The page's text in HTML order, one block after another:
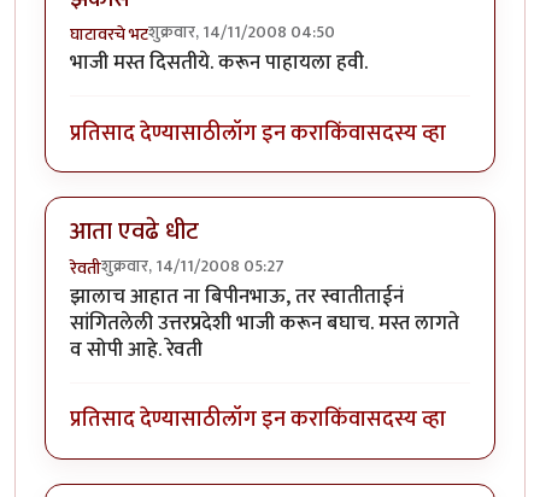
घाटावरचे भटशुक्रवार, 14/11/2008 04:50
भाजी मस्त दिसतीये. करून पाहायला हवी.
प्रतिसाद देण्यासाठीलॉग इन कराकिंवासदस्य व्हा
आता एवढे धीट
रेवतीशुक्रवार, 14/11/2008 05:27
झालाच आहात ना बिपीनभाऊ, तर स्वातीताईनं
सांगितलेली उत्तरप्रदेशी भाजी करून बघाच. मस्त लागते
व सोपी आहे. रेवती
प्रतिसाद देण्यासाठीलॉग इन कराकिंवासदस्य व्हा